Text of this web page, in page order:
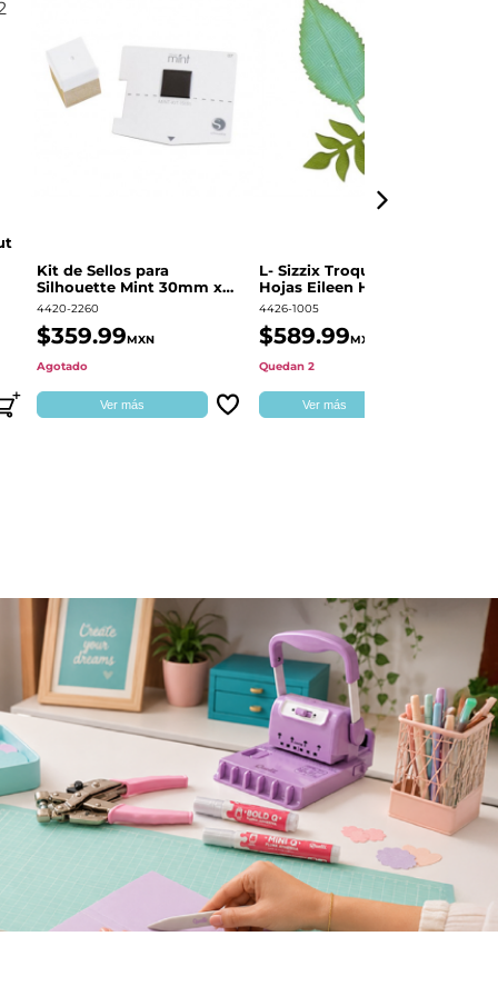
Kit de Sellos para
Silhouette Mint 30mm x
60mm
4420-2260
$359.99MXN
Agotado
Ver más
L- Sizzix Troquel Grueso
Hojas Eileen Hull | 661111
4426-1005
$589.99MXN
Quedan 2
Ver más